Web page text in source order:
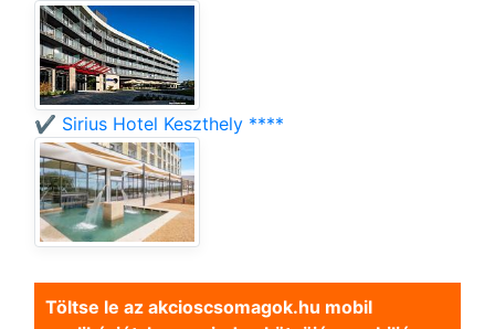
✔️ Sirius Hotel Keszthely ****
Töltse le az akcioscsomagok.hu mobil